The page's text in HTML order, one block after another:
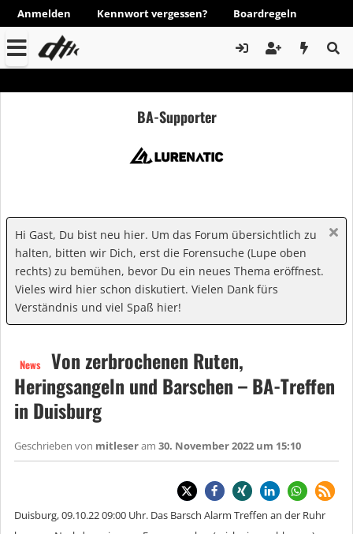
Anmelden Kennwort vergessen? Boardregeln
BA-Supporter
Hi Gast, Du bist neu hier. Um das Forum übersichtlich zu
halten, bitten wir Dich, erst die Forensuche (Lupe oben
rechts) zu bemühen, bevor Du ein neues Thema eröffnest.
Vieles wird hier schon diskutiert. Vielen Dank fürs
Verständnis und viel Spaß hier!
News
Von zerbrochenen Ruten,
Heringsangeln und Barschen – BA-Treffen
in Duisburg
Geschrieben von mitleseram 30. November 2022 um 15:10
Duisburg, 09.10.22 09:00 Uhr. Das Barsch Alarm Treffen an der Ruhr